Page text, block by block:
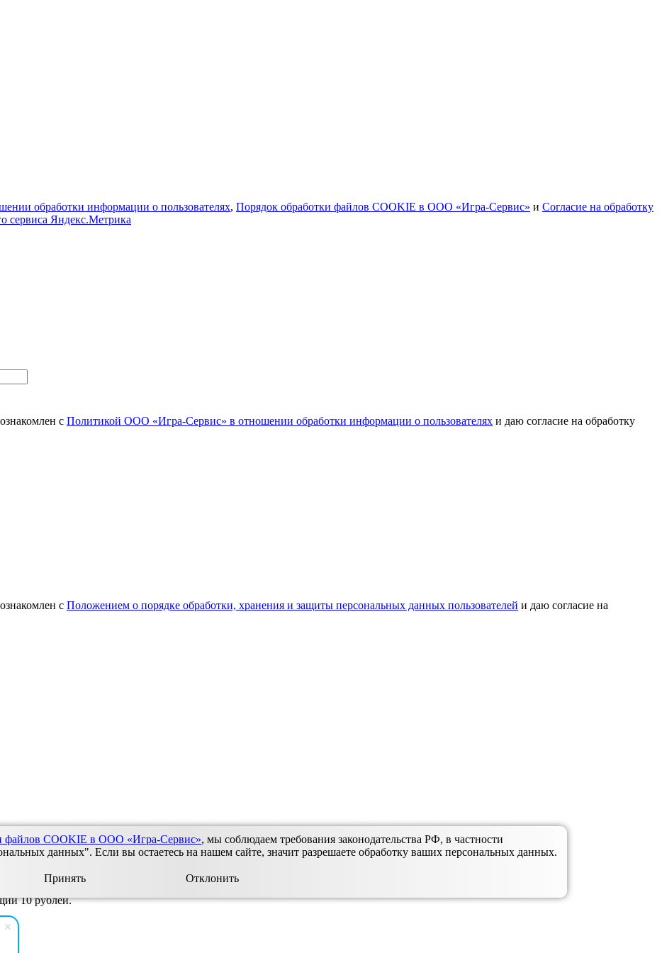
обработки информации о пользователях, Порядок обработки файлов COOKIE в ООО «Игра-Сервис» и Согласие на обработку
сервиса Яндекс.Метрика
с Политикой ООО «Игра-Сервис» в отношении обработки информации о пользователях и даю согласие на обработку
с Положением о порядке обработки, хранения и защиты персональных данных пользователей и даю согласие на
Балахта Ульяновск Шарыпово Березовка, Зыково Бородино Заозерный Уяр, Громадск Ачинск Минусинск
10 рублей.
файлов COOKIE в ООО «Игра-Сервис», мы соблюдаем требования законодательства РФ, в частности
данных". Если вы остаетесь на нашем сайте, значит разрешаете обработку ваших персональных данных.
Принять Отклонить